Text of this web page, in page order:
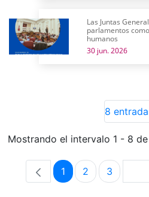
Las Juntas
parlamentos
humanos
30 jun. 2026
8
Mostrando el intervalo 1 - 8
Página
1 Página
2 Página
3